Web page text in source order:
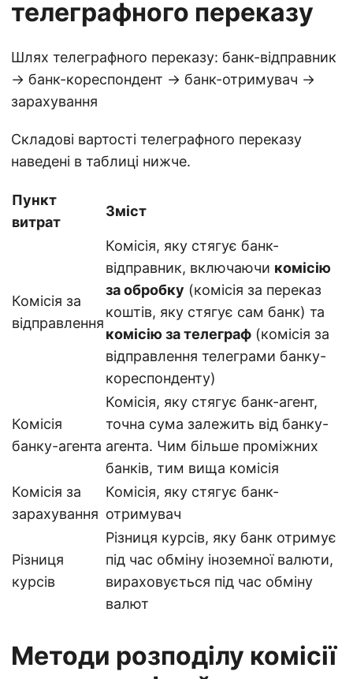
телеграфного переказу
Шлях телеграфного переказу: банк-відправник
→ банк-кореспондент → банк-отримувач →
зарахування
Складові вартості телеграфного переказу
наведені в таблиці нижче.
Пункт
витрат
Зміст
Комісія за
відправлення
Комісія, яку стягує банк-
відправник, включаючи комісію
за обробку (комісія за переказ
коштів, яку стягує сам банк) та
комісію за телеграф (комісія за
відправлення телеграми банку-
кореспонденту)
Комісія
банку-агента
Комісія, яку стягує банк-агент,
точна сума залежить від банку-
агента. Чим більше проміжних
банків, тим вища комісія
Комісія за
зарахування
Комісія, яку стягує банк-
отримувач
Різниця
курсів
Різниця курсів, яку банк отримує
під час обміну іноземної валюти,
вираховується під час обміну
валют
Методи розподілу комісії